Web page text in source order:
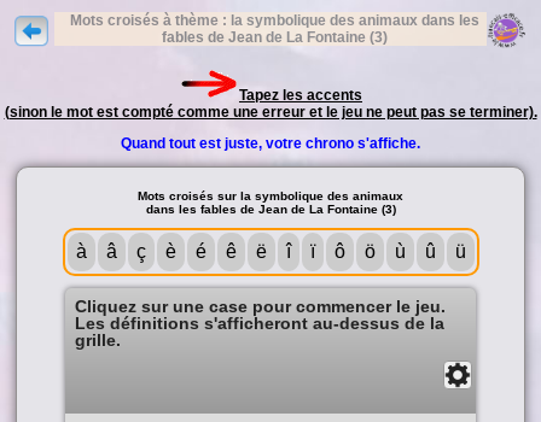
Mots croisés à thème : la symbolique des animaux dans les
fables de Jean de La Fontaine (3)
Tapez les accents
(sinon le mot est compté comme une erreur et le jeu ne peut pas se terminer).
Quand tout est juste, votre chrono s'affiche.
Mots croisés sur la symbolique des animaux
dans les fables de Jean de La Fontaine (3)
à â ç è é ê ë î ï ô ö ù û ü
Cliquez sur une case pour commencer le jeu.
Les définitions s'afficheront au-dessus de la
grille.